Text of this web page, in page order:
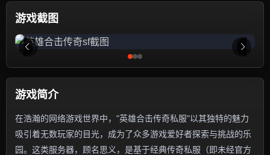
游戏截图
游戏简介
在浩瀚的网络游戏世界中，"英雄合击传奇私服"以其独特的魅力
吸引着无数玩家的目光，成为了众多游戏爱好者探索与挑战的乐
园。这类服务器，顾名思义，是基于经典传奇私服（即未经官方